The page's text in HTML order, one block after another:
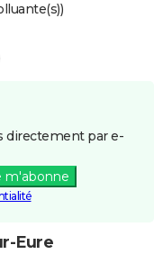
directement par e-
m'abonne
Eure